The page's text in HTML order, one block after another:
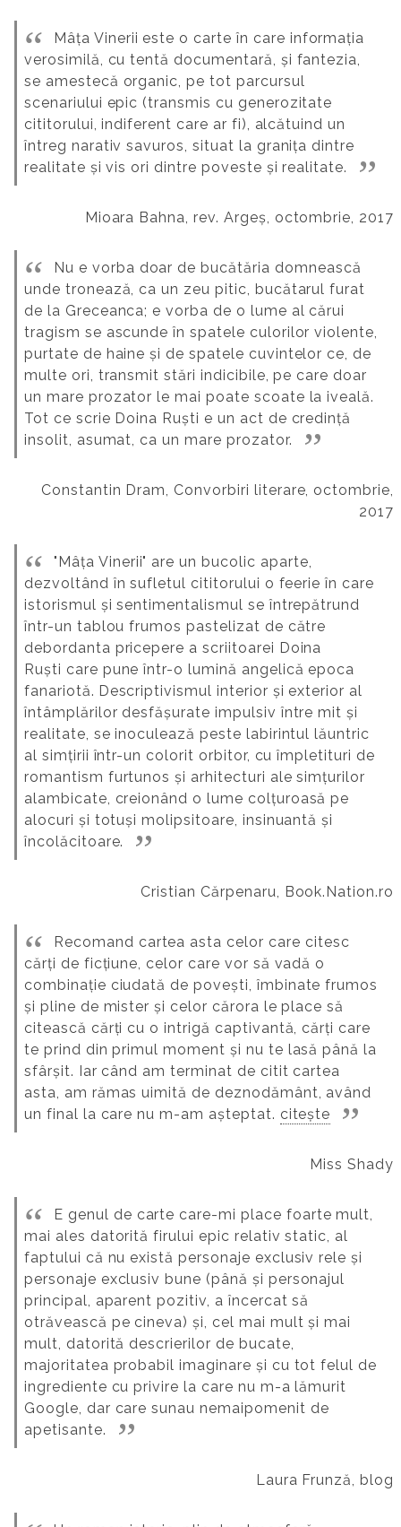
Mâța Vinerii este o carte în care informația
verosimilă, cu tentă documentară, și fantezia,
se amestecă organic, pe tot parcursul
scenariului epic (transmis cu generozitate
cititorului, indiferent care ar fi), alcătuind un
întreg narativ savuros, situat la granița dintre
realitate și vis ori dintre poveste și realitate.
Mioara Bahna, rev. Argeș, octombrie, 2017
Nu e vorba doar de bucătăria domnească
unde tronează, ca un zeu pitic, bucătarul furat
de la Greceanca; e vorba de o lume al cărui
tragism se ascunde în spatele culorilor violente,
purtate de haine și de spatele cuvintelor ce, de
multe ori, transmit stări indicibile, pe care doar
un mare prozator le mai poate scoate la iveală.
Tot ce scrie Doina Ruști e un act de credință
insolit, asumat, ca un mare prozator.
Constantin Dram, Convorbiri literare, octombrie,
2017
"Mâța Vinerii" are un bucolic aparte,
dezvoltând în sufletul cititorului o feerie în care
istorismul și sentimentalismul se întrepătrund
într-un tablou frumos pastelizat de către
debordanta pricepere a scriitoarei Doina
Ruști care pune într-o lumină angelică epoca
fanariotă. Descriptivismul interior și exterior al
întâmplărilor desfășurate impulsiv între mit și
realitate, se inoculează peste labirintul lăuntric
al simțirii într-un colorit orbitor, cu împletituri de
romantism furtunos și arhitecturi ale simțurilor
alambicate, creionând o lume colțuroasă pe
alocuri și totuși molipsitoare, insinuantă și
încolăcitoare.
Cristian Cărpenaru, Book.Nation.ro
Recomand cartea asta celor care citesc
cărți de ficțiune, celor care vor să vadă o
combinație ciudată de povești, îmbinate frumos
și pline de mister și celor cărora le place să
citească cărți cu o intrigă captivantă, cărți care
te prind din primul moment și nu te lasă până la
sfârșit. Iar când am terminat de citit cartea
asta, am rămas uimită de deznodământ, având
un final la care nu m-am așteptat. citește
Miss Shady
E genul de carte care-mi place foarte mult,
mai ales datorită firului epic relativ static, al
faptului că nu există personaje exclusiv rele și
personaje exclusiv bune (până și personajul
principal, aparent pozitiv, a încercat să
otrăvească pe cineva) și, cel mai mult și mai
mult, datorită descrierilor de bucate,
majoritatea probabil imaginare și cu tot felul de
ingrediente cu privire la care nu m-a lămurit
Google, dar care sunau nemaipomenit de
apetisante.
Laura Frunză, blog